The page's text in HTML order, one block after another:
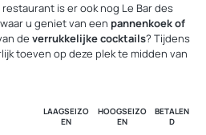
is er ook nog Le Bar des
u geniet van een pannenkoek of
de verrukkelijke cocktails? Tijdens
toeven op deze plek te midden van
LAAGSEIZO
EN
HOOGSEIZO
EN
BETALEN
D